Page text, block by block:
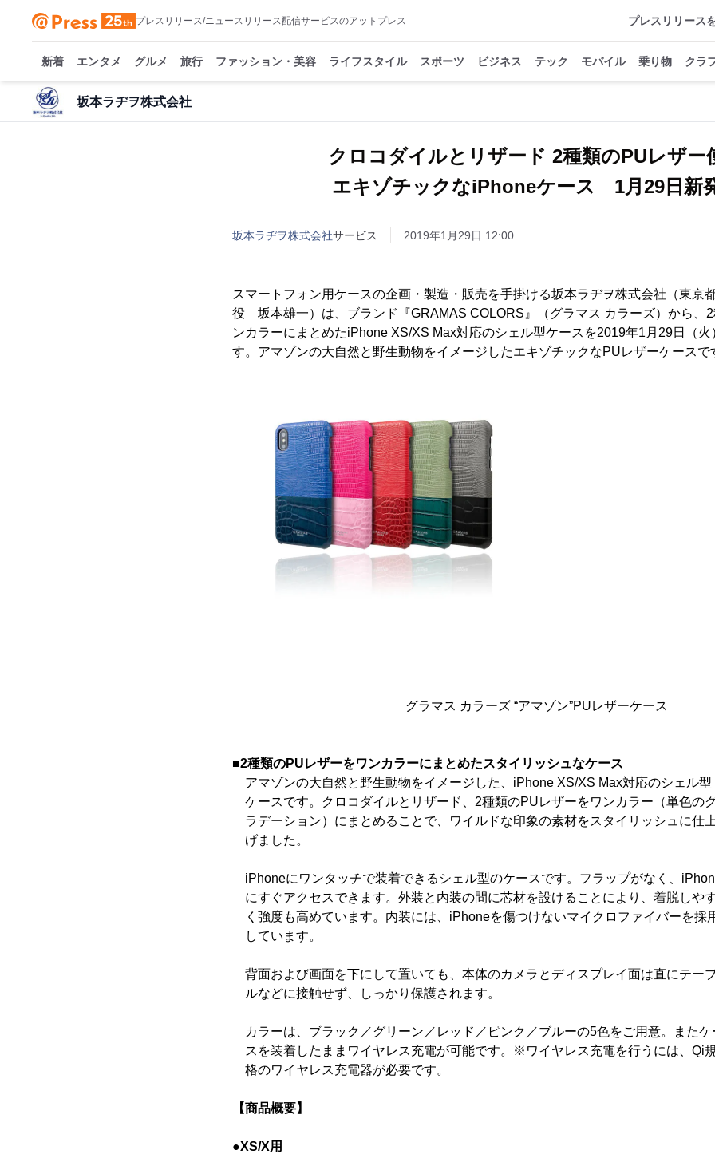
プレスリリース/ニュースリリース配信サービスのアットプレス プレスリリース
新着 エンタメ グルメ 旅行 ファッション・美容 ライフスタイル スポーツ ビジネス テック モバイル 乗り物 クラ
坂本ラヂヲ株式会社
クロコダイルとリザード 2種類のPUレザー
坂本ラヂヲ株式会社サービス 2019年1月29日 12:00
スマートフォン用ケースの企画・製造・販売を手掛ける坂本ラヂヲ株式会社（東京
役 坂本雄一）は、ブランド『GRAMAS COLORS』（グラマス カラーズ）から、
ンカラーにまとめたiPhone XS/XS Max対応のシェル型ケースを2019年1月29日（火
す。アマゾンの大自然と野生動物をイメージしたエキゾチックなPUレザーケースで
グラマス カラーズ “アマゾン”PUレザーケース
■2種類のPUレザーをワンカラーにまとめたスタイリッシュなケース
アマゾンの大自然と野生動物をイメージした、iPhone XS/XS Max対応のシェル
ケースです。クロコダイルとリザード、2種類のPUレザーをワンカラー（単色の
ラデーション）にまとめることで、ワイルドな印象の素材をスタイリッシュに仕上
げました。
iPhoneにワンタッチで装着できるシェル型のケースです。フラップがなく、
にすぐアクセスできます。外装と内装の間に芯材を設けることにより、着脱しや
く強度も高めています。内装には、iPhoneを傷つけないマイクロファイバーを採
しています。
背面および画面を下にして置いても、本体のカメラとディスプレイ面は直にテー
ルなどに接触せず、しっかり保護されます。
カラーは、ブラック／グリーン／レッド／ピンク／ブルーの5色をご用意。またケ
スを装着したままワイヤレス充電が可能です。※ワイヤレス充電を行うには、Qi規
格のワイヤレス充電器が必要です。
【商品概要】
●XS/X用